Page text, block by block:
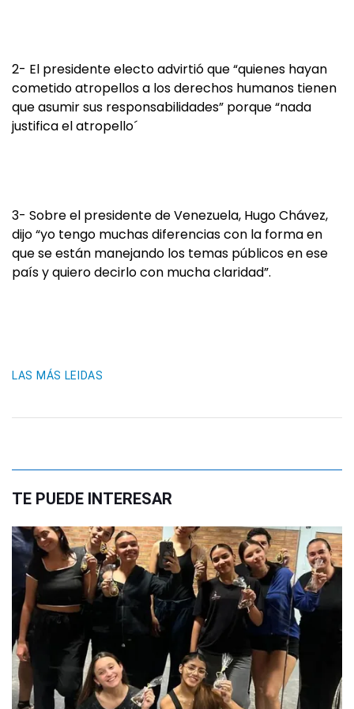
2- El presidente electo advirtió que “quienes hayan
cometido atropellos a los derechos humanos tienen
que asumir sus responsabilidades” porque “nada
justifica el atropello´
3- Sobre el presidente de Venezuela, Hugo Chávez,
dijo “yo tengo muchas diferencias con la forma en
que se están manejando los temas públicos en ese
país y quiero decirlo con mucha claridad”.
LAS MÁS LEIDAS
TE PUEDE INTERESAR